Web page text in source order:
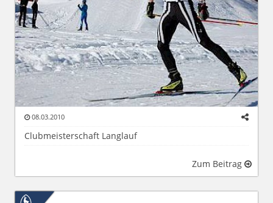
08.03.2010
Clubmeisterschaft Langlauf
Zum Beitrag